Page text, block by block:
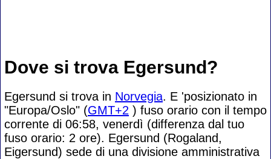
Dove si trova Egersund?
Egersund si trova in Norvegia. E 'posizionato in
"Europa/Oslo" (GMT+2 ) fuso orario con il tempo
corrente di 06:58, venerdì (differenza dal tuo
fuso orario: 2 ore). Egersund (Rogaland,
Eigersund) sede di una divisione amministrativa